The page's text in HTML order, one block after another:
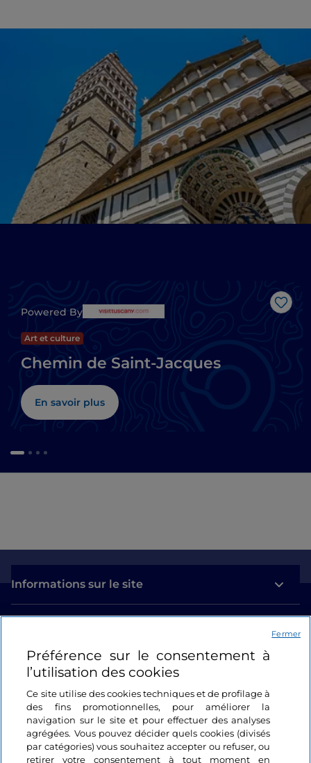
Powered By
Art et culture
Chemin de Saint-Jacques
En savoir plus
Informations sur le site
Se connecter
Suivez-nous
Préférence sur le consentement à
l’utilisation des cookies
Ce site utilise des cookies techniques et de profilage à
des fins promotionnelles, pour améliorer la
navigation sur le site et pour effectuer des analyses
agrégées. Vous pouvez décider quels cookies (divisés
par catégories) vous souhaitez accepter ou refuser, ou
retirer votre consentement à tout moment en
Fermer